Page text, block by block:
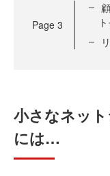
Page 3
小さなネッ
には…